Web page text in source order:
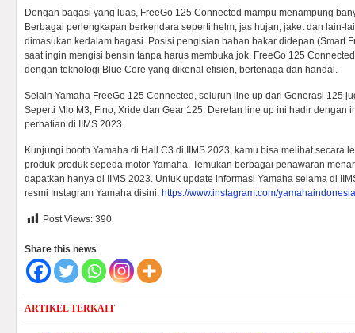
Dengan bagasi yang luas, FreeGo 125 Connected mampu menampung
Berbagai perlengkapan berkendara seperti helm, jas hujan, jaket dan lain-
dimasukan kedalam bagasi. Posisi pengisian bahan bakar didepan (Smart
saat ingin mengisi bensin tanpa harus membuka jok. FreeGo 125
dengan teknologi Blue Core yang dikenal efisien, bertenaga dan handal.
Selain Yamaha FreeGo 125 Connected, seluruh line up dari Generasi 125
Seperti Mio M3, Fino, Xride dan Gear 125. Deretan line up ini hadir dengan
perhatian di IIMS 2023.
Kunjungi booth Yamaha di Hall C3 di IIMS 2023, kamu bisa melihat secara
produk-produk sepeda motor Yamaha. Temukan berbagai penawaran
dapatkan hanya di IIMS 2023. Untuk update informasi Yamaha selama di
resmi Instagram Yamaha disini: https://www.instagram.com/
Post Views: 390
Share this news
ARTIKEL TERKAIT